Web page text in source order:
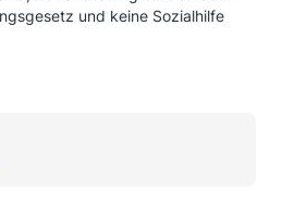
und keine Sozialhilfe